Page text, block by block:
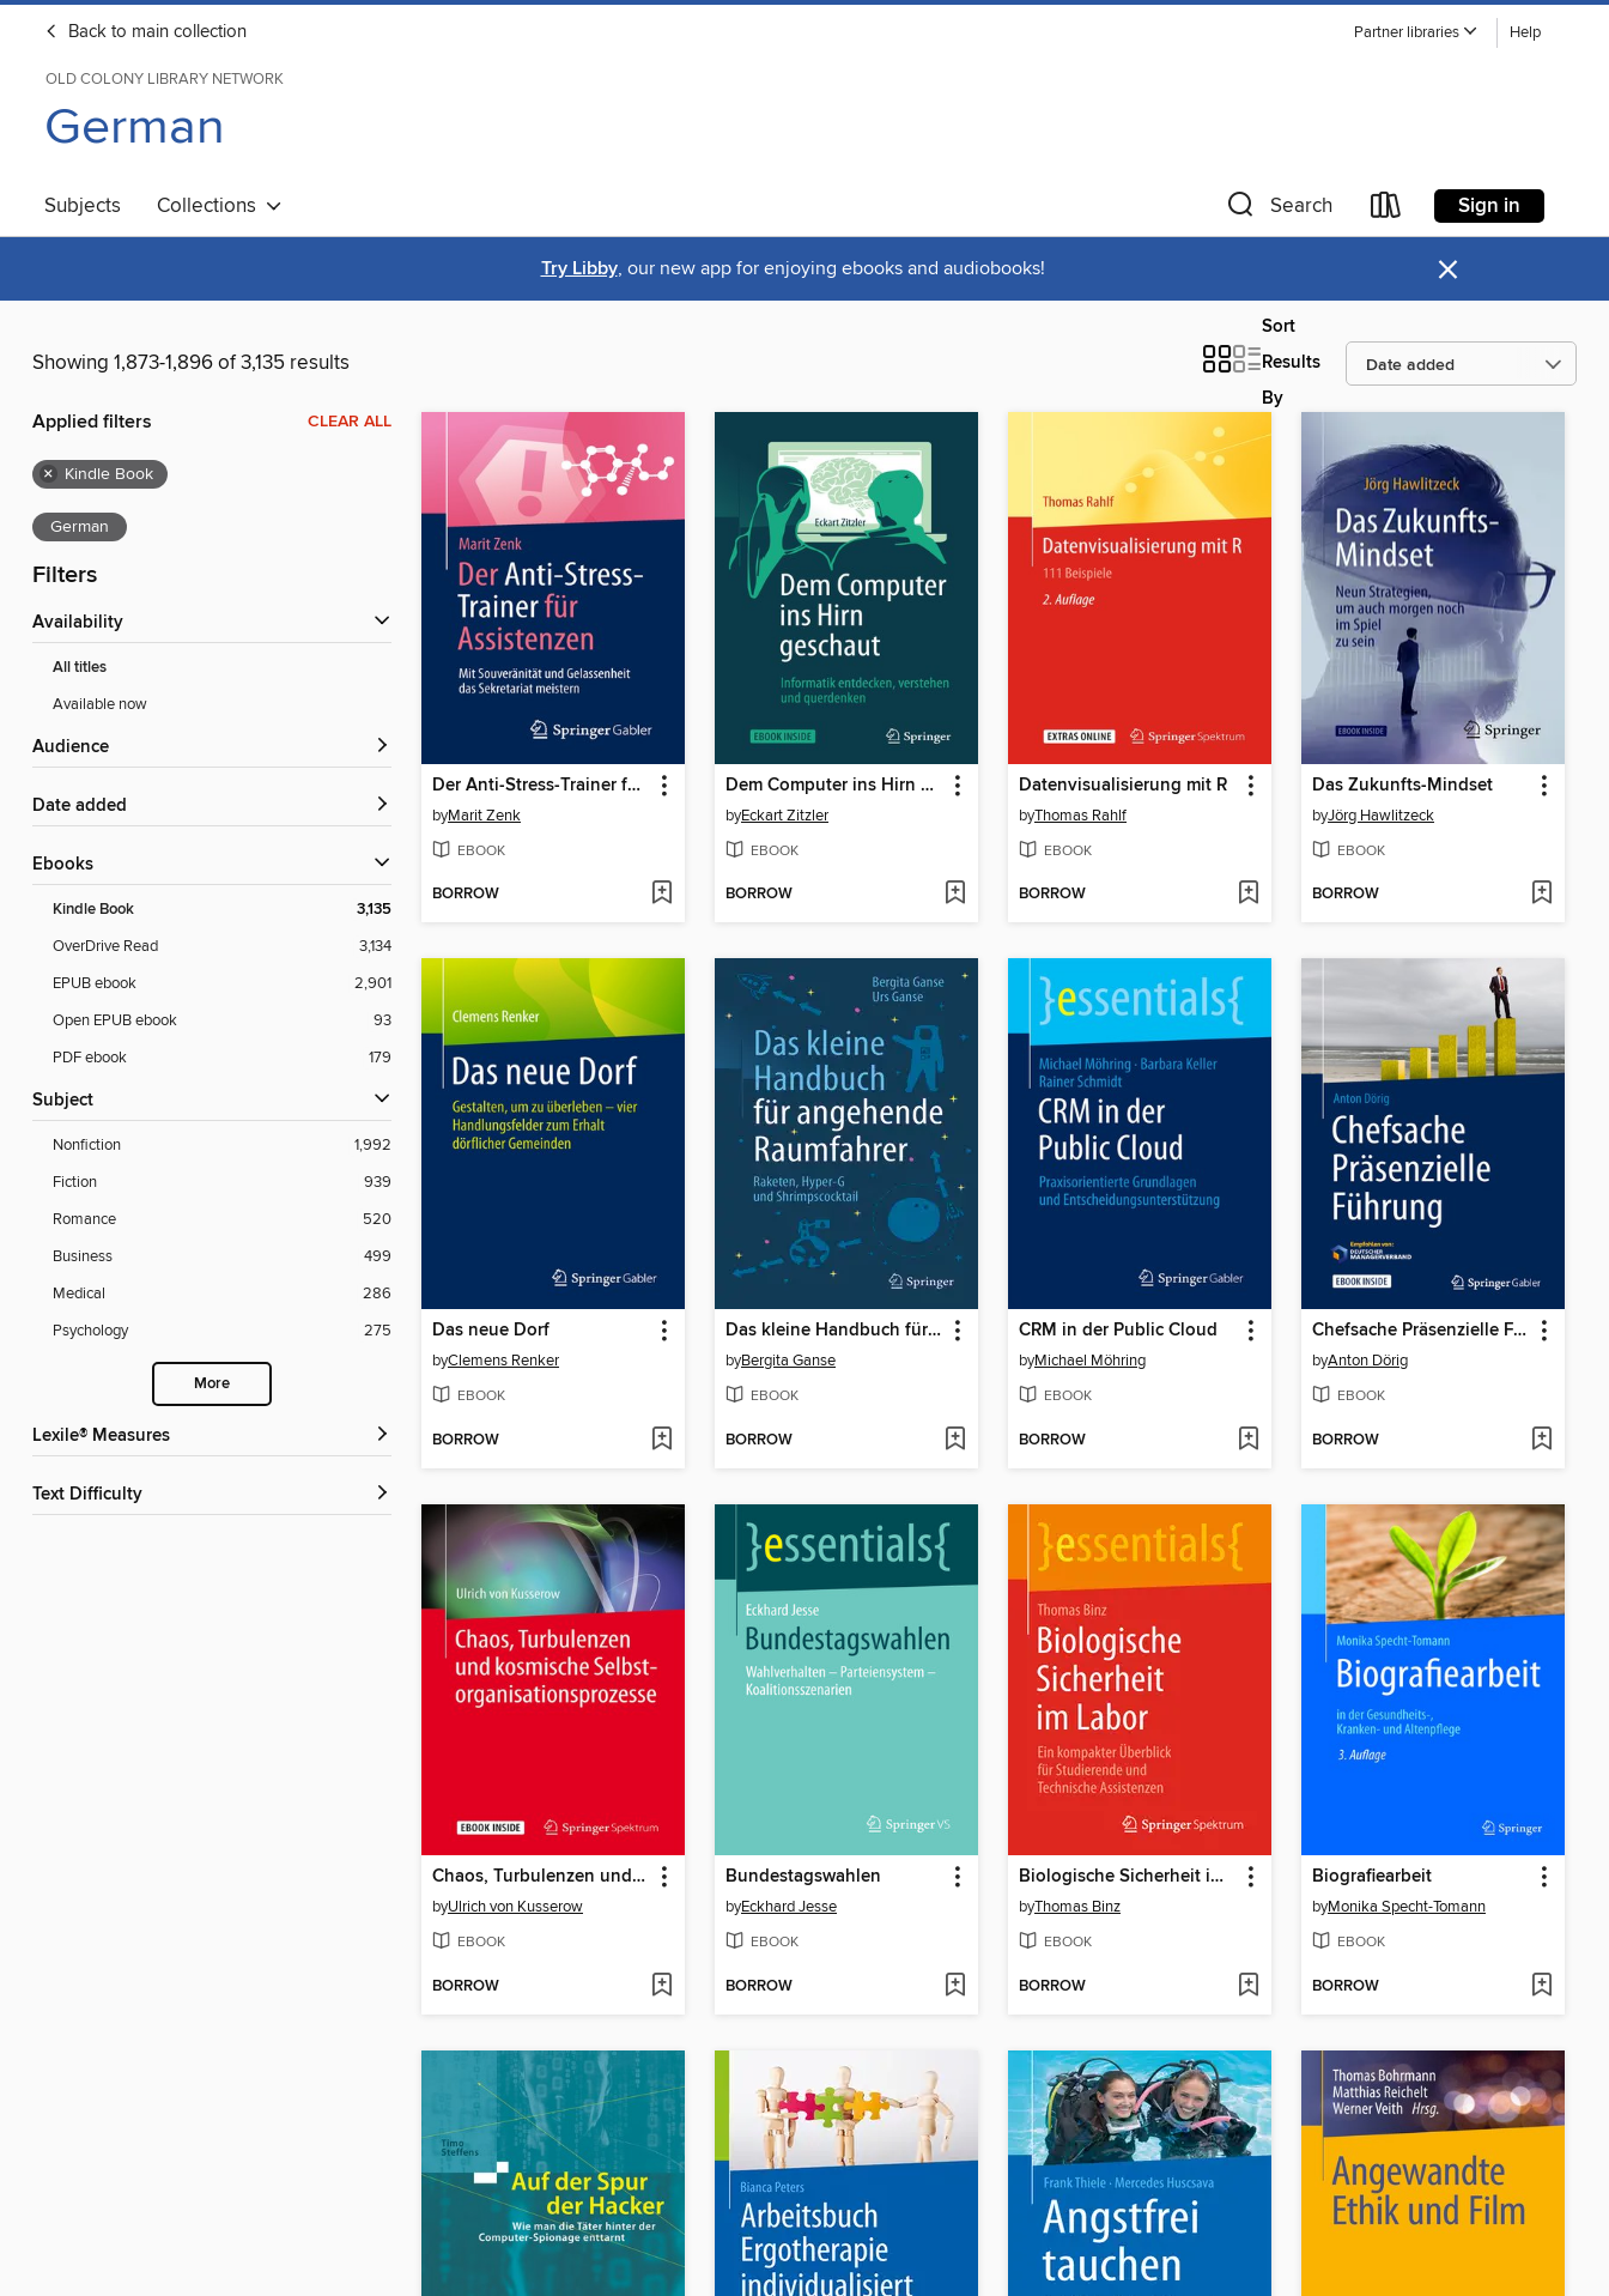
Back to main collection Partner libraries Help
OLD COLONY LIBRARY NETWORK
German
Subjects Collections Search Sign in
Try Libby, our new app for enjoying ebooks and audiobooks! ×
Showing 1,873-1,896 of 3,135 results
Sort
Results
By
Applied filters CLEAR ALL
× Kindle Book
German
Filters
Availability
All titles
Available now
Audience
Date added
ebooks
Kindle Book 3,135
OverDrive Read
3,134
EPUB ebook
2,901
Open EPUB ebook
93
PDF ebook
179
Subject
Nonfiction
1,992
Fiction
939
Romance
520
Business
499
Medical
286
Psychology
275
More
Lexile® Measures
Text Difficulty
Der Anti-Stress-Trainer für Assistenzen
byMarit Zenk
EBOOK
BORROW
Dem Computer ins Hirn geschaut
byEckart Zitzler
EBOOK
BORROW
Datenvisualisierung mit R
byThomas Rahlf
EBOOK
BORROW
Das Zukunfts-Mindset
byJörg Hawlitzeck
EBOOK
BORROW
Das neue Dorf
byClemens Renker
EBOOK
BORROW
Das kleine Handbuch für angehende Raumfahrer
byBergita Ganse
EBOOK
BORROW
CRM in der Public Cloud
byMichael Möhring
EBOOK
BORROW
Chefsache Präsenzielle Führung
byAnton Dörig
EBOOK
BORROW
Chaos, Turbulenzen und kosmische Selbstorganisationsprozesse
byUlrich von Kusserow
EBOOK
BORROW
Bundestagswahlen
byEckhard Jesse
EBOOK
BORROW
Biologische Sicherheit im Labor
byThomas Binz
EBOOK
BORROW
Biografiearbeit
byMonika Specht-Tomann
EBOOK
BORROW